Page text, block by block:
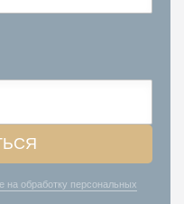
на обработку персональных